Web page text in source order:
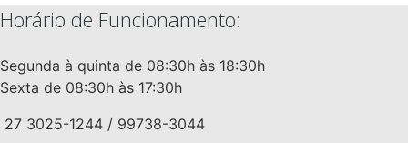
Horário de Funcionamento:
Segunda à quinta de 08:30h às 18:30h
Sexta de 08:30h às 17:30h
27 3025-1244 / 99738-3044